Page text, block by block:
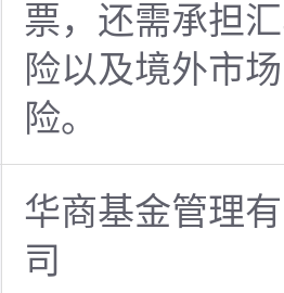
票，还需承担
险以及境外市
险。
华商基金管理
司